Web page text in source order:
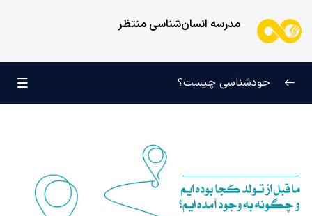
مدرسه انسان‌شناسی منتظر
کودک عزیز روان 0/6
خودشناسی چیست؟